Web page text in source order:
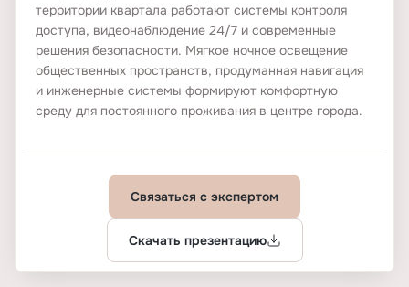
территории квартала работают системы контроля
доступа, видеонаблюдение 24/7 и современные
решения безопасности. Мягкое ночное освещение
общественных пространств, продуманная навигация
и инженерные системы формируют комфортную
среду для постоянного проживания в центре города.
Связаться с экспертом
Скачать презентацию